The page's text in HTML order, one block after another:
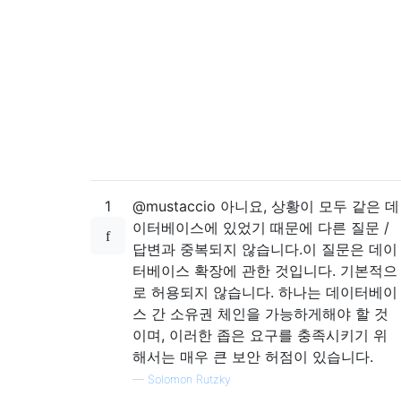
1
@mustaccio 아니요, 상황이 모두 같은 데
이터베이스에 있었기 때문에 다른 질문 /
답변과 중복되지 않습니다.이 질문은 데이
터베이스 확장에 관한 것입니다. 기본적으
로 허용되지 않습니다. 하나는 데이터베이
스 간 소유권 체인을 가능하게해야 할 것
이며, 이러한 좁은 요구를 충족시키기 위
해서는 매우 큰 보안 허점이 있습니다.
— Solomon Rutzky